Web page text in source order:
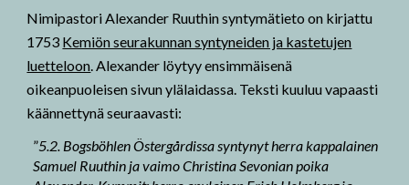
Nimipastori Alexander Ruuthin syntymätieto on kirjattu
1753 Kemiön seurakunnan syntyneiden ja kastetujen
luetteloon . Alexander löytyy ensimmäisenä
oikeanpuoleisen sivun ylälaidassa. Teksti kuuluu vapaasti
käännettynä seuraavasti:
”5.2. Bogsböhlen Östergårdissa syntynyt herra kappalainen
Samuel Ruuthin ja vaimo Christina Sevonian poika